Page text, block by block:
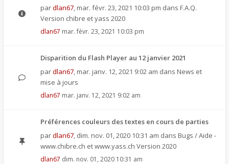
pardlan67, mar. févr. 23, 2021 10:03 pm dans F.A.Q.
Version chibre et yass 2020
dlan67 mar. févr. 23, 2021 10:03 pm
Disparition du Flash Player au 12 janvier 2021
pardlan67, mar. janv. 12, 2021 9:02 am dans News et
mise à jours
dlan67 mar. janv. 12, 2021 9:02 am
Préférences couleurs des textes en cours de parties
pardlan67, dim. nov. 01, 2020 10:31 am dans Bugs / Aide -
www.chibre.ch et www.yass.ch Version 2020
dlan67 dim. nov. 01, 2020 10:31 am